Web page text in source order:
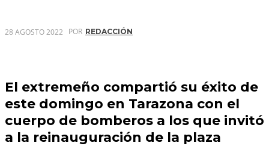
28 AGOSTO 2022 POR REDACCIÓN
El extremeño compartió su éxito de
este domingo en Tarazona con el
cuerpo de bomberos a los que invitó
a la reinauguración de la plaza